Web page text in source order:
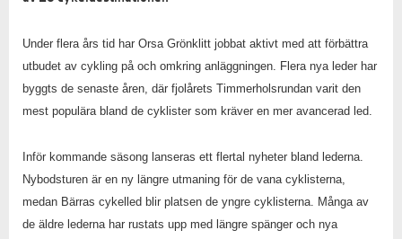
Under flera års tid har Orsa Grönklitt jobbat aktivt med att förbättra
utbudet av cykling på och omkring anläggningen. Flera nya leder har
byggts de senaste åren, där fjolårets Timmerholsrundan varit den
mest populära bland de cyklister som kräver en mer avancerad led.
Inför kommande säsong lanseras ett flertal nyheter bland lederna.
Nybodsturen är en ny längre utmaning för de vana cyklisterna,
medan Bärras cykelled blir platsen de yngre cyklisterna. Många av
de äldre lederna har rustats upp med längre spänger och nya